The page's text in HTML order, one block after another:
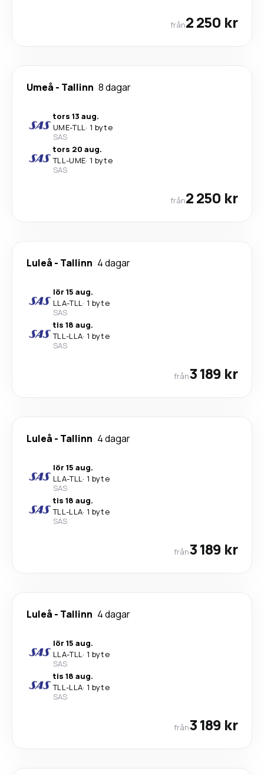
från2 250 kr
Umeå - Tallinn 8 dagar
tors 13 aug.
UME-TLL· 1 byte
SAS
tors 20 aug.
TLL-UME· 1 byte
SAS
från2 250 kr
Luleå - Tallinn 4 dagar
lör 15 aug.
LLA-TLL· 1 byte
SAS
tis 18 aug.
TLL-LLA· 1 byte
SAS
från3 189 kr
Luleå - Tallinn 4 dagar
lör 15 aug.
LLA-TLL· 1 byte
SAS
tis 18 aug.
TLL-LLA· 1 byte
SAS
från3 189 kr
Luleå - Tallinn 4 dagar
lör 15 aug.
LLA-TLL· 1 byte
SAS
tis 18 aug.
TLL-LLA· 1 byte
SAS
från3 189 kr